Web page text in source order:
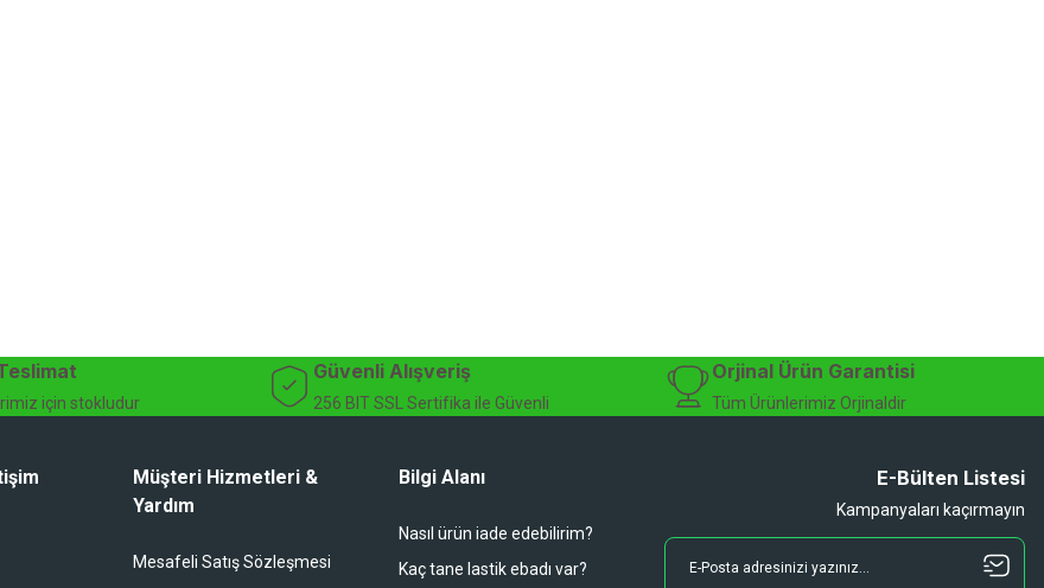
için stokludur
Güvenli Alışveriş
256 BIT SSL Sertifika ile Güvenli
Orjinal Ürün Garantisi
Tüm Ürünlerimiz Orjinaldir
Müşteri Hizmetleri &
Yardım
Mesafeli Satış Sözleşmesi
Bilgi Alanı
Nasıl ürün iade edebilirim?
Kaç tane lastik ebadı var?
E-Bülten Listesi
Kampanyaları kaçırmayın